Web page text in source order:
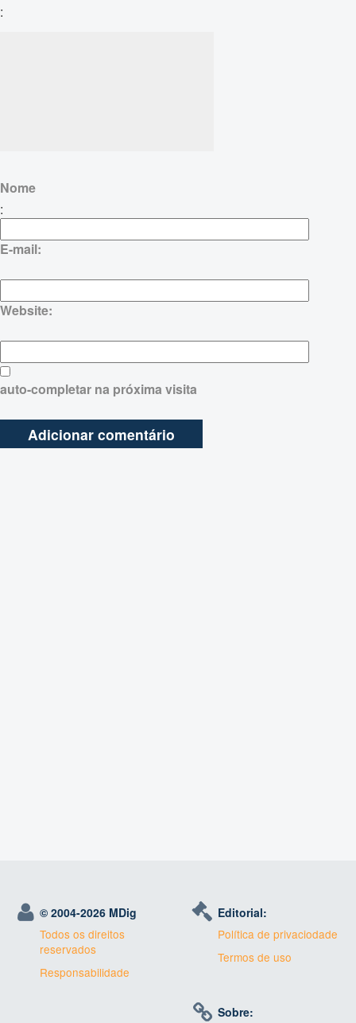
:
Nome
:
E-mail:
Website:
auto-completar na próxima visita
© 2004-2026 MDig
Todos os direitos
reservados
Responsabilidade
Editorial:
Política de privaciodade
Termos de uso
Sobre: